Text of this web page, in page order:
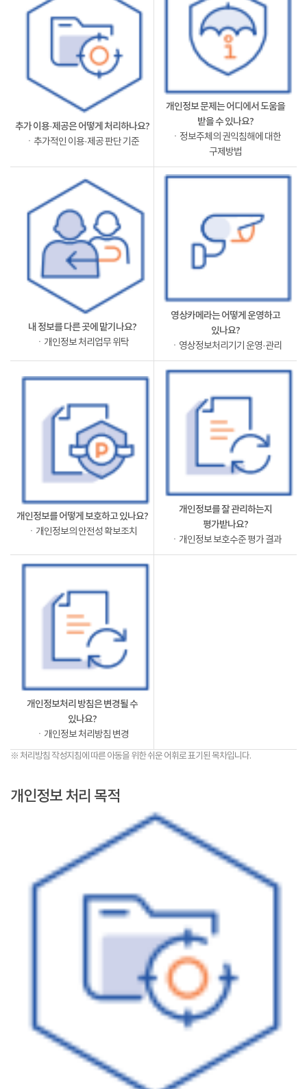
추가 이용·제공은 어떻게 처리하나요?
ㆍ추가적인 이용·제공 판단 기준
개인정보 문제는 어디에서 도움을
받을 수 있나요?
ㆍ정보주체의 권익침해에 대한
구제방법
내 정보를 다른 곳에 맡기나요?
ㆍ개인정보 처리업무 위탁
영상카메라는 어떻게 운영하고
있나요?
ㆍ영상정보처리기기 운영·관리
개인정보를 어떻게 보호하고 있나요?
ㆍ개인정보의 안전성 확보조치
개인정보를 잘 관리하는지
평가받나요?
ㆍ개인정보 보호수준 평가 결과
개인정보처리 방침은 변경될 수
있나요?
ㆍ개인정보 처리방침 변경
※ 처리방침 작성지침에 따른 아동을 위한 쉬운 어휘로 표기된 목차입니다.
개인정보 처리 목적